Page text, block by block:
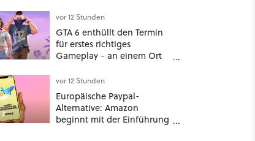
7
vor 12 Stunden
GTA 6 enthüllt den Termin
für erstes richtiges
Gameplay - an einem Ort
gerechnet hatte
vor 12 Stunden
Europäische Paypal-
Alternative: Amazon
beginnt mit der Einführung